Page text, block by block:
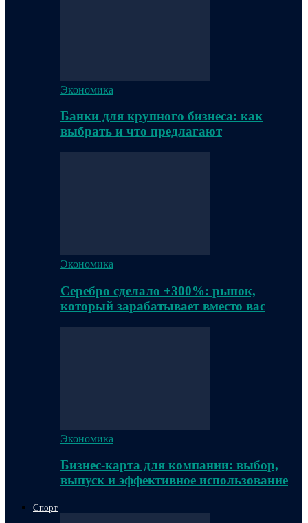
Экономика
Банки для крупного бизнеса: как
выбрать и что предлагают
Экономика
Серебро сделало +300%: рынок,
который зарабатывает вместо вас
Экономика
Бизнес-карта для компании: выбор,
выпуск и эффективное использование
Спорт